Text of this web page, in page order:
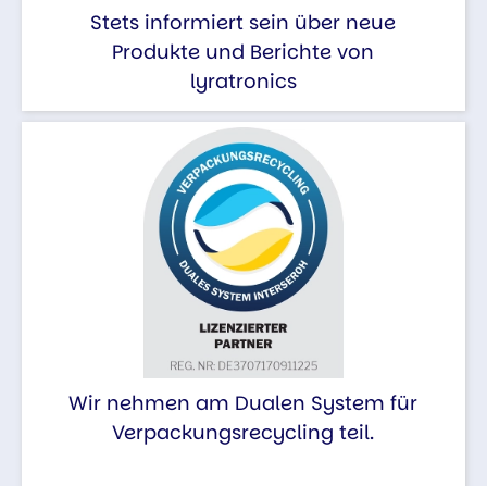
Stets informiert sein über neue
Produkte und Berichte von
lyratronics
Wir nehmen am Dualen System für
Verpackungsrecycling teil.